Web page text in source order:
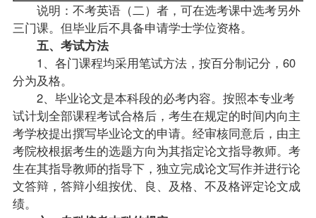
说明：不考英语（二）者，可在选考课中选考另外
三门课。但毕业后不具备申请学士学位资格。
五、考试方法
1、各门课程均采用笔试方法，按百分制记分，60
分为及格。
2、毕业论文是本科段的必考内容。按照本专业考
试计划全部课程考试合格后，考生在规定的时间内向主
考学校提出撰写毕业论文的申请。经审核同意后，由主
考院校根据考生的选题方向为其指定论文指导教师。考
生在其指导教师的指导下，独立完成论文写作并进行论
文答辩，答辩小组按优、良、及格、不及格评定论文成
绩。